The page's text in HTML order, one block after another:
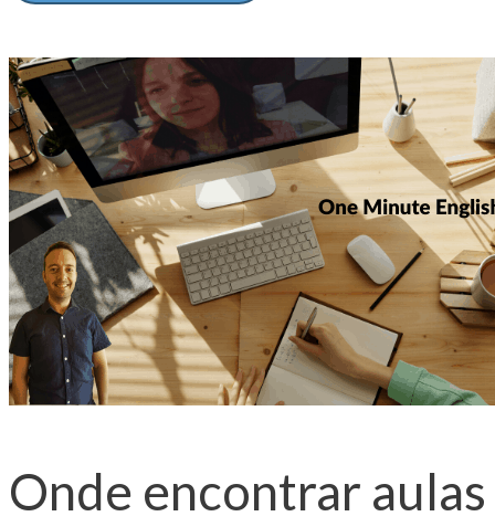
Onde encontrar aulas